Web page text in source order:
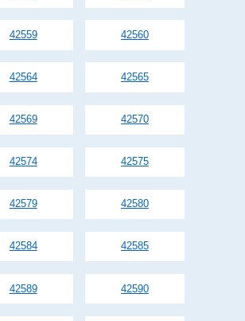
42559 42560
42564 42565
42569 42570
42574 42575
42579 42580
42584 42585
42589 42590